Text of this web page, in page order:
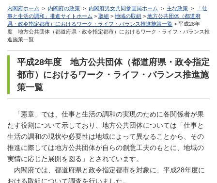
内閣府ホーム > 内閣府の政策 > 内閣府男女共同参画局ホーム > 主な政策 >
「仕
事と生活の調和」推進サイトホーム > 取組 > 地域の取組 > 地方公共団体（都道府
県・政令指定都市）におけるワーク・ライフ・バランス推進施策一覧 > 平成28年
度 地方公共団体（都道府県・政令指定都市）におけるワーク・ライフ・バランス推
進施策一覧
平成28年度 地方公共団体（都道府県・政令指定
都市）におけるワーク・ライフ・バランス推進施
策一覧
「憲章」では、仕事と生活の調和の実現のために各関係者が果
たす役割について示しており、地方公共団体については「仕事と
生活の調和の現状や必要性は地域によって異なることから、その
推進に際しては地方公共団体が自らの創意工夫のもとに、地域の
実情に応じた展開を図る」とされています。
内閣府では、都道府県と政令指定都市を対象に、平成28年度に
おける取組について調査を行いました。